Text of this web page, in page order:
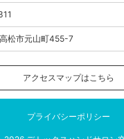
16:00
16:30
17:00
17:30
18:00
松市元山町455-7
アクセスマップはこちら
プライバシーポリシー